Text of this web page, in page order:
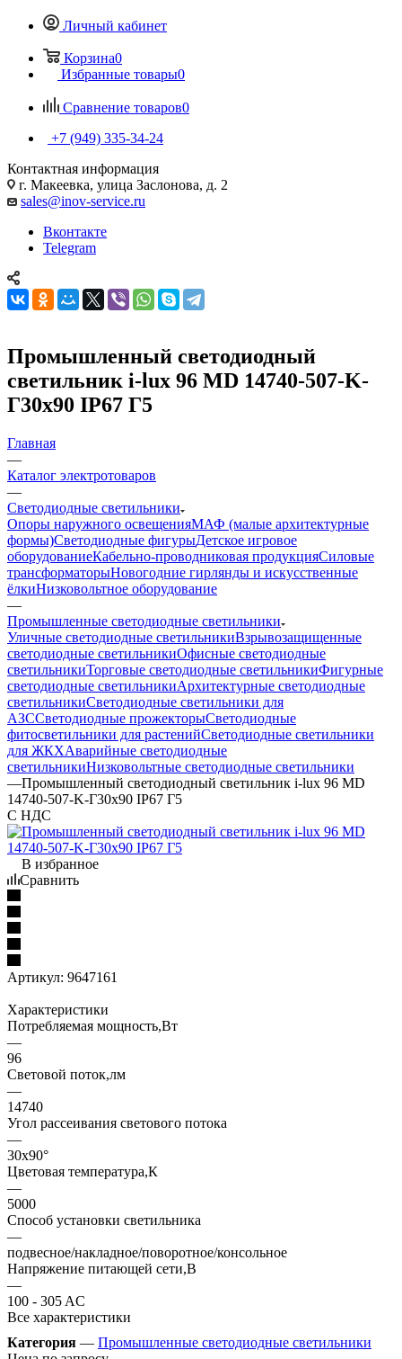
Личный кабинет
Корзина0
Избранные товары0
Сравнение товаров0
+7 (949) 335-34-24
Контактная информация
г. Макеевка, улица Заслонова, д. 2
sales@inov-service.ru
Вконтакте
Telegram
Промышленный светодиодный
светильник i-lux 96 MD 14740-507-K-
Г30х90 IP67 Г5
Главная
—
Каталог электротоваров
—
Светодиодные светильники
Опоры наружного освещенияМАФ (малые архитектурные
формы)Светодиодные фигурыДетское игровое
оборудованиеКабельно-проводниковая продукцияСиловые
трансформаторыНовогодние гирлянды и искусственные
ёлкиНизковольтное оборудование
—
Промышленные светодиодные светильники
Уличные светодиодные светильникиВзрывозащищенные
светодиодные светильникиОфисные светодиодные
светильникиТорговые светодиодные светильникиФигурные
светодиодные светильникиАрхитектурные светодиодные
светильникиСветодиодные светильники для
АЗССветодиодные прожекторыСветодиодные
фитосветильники для растенийСветодиодные светильники
для ЖКХАварийные светодиодные
светильникиНизковольтные светодиодные светильники
—Промышленный светодиодный светильник i-lux 96 MD
14740-507-K-Г30х90 IP67 Г5
С НДС
В избранное
Сравнить
Артикул: 9647161
Характеристики
Потребляемая мощность,Вт
—
96
Световой поток,лм
—
14740
Угол рассеивания светового потока
—
30х90°
Цветовая температура,К
—
5000
Способ установки светильника
—
подвесное/накладное/поворотное/консольное
Напряжение питающей сети,В
—
100 - 305 AC
Все характеристики
Категория — Промышленные светодиодные светильники